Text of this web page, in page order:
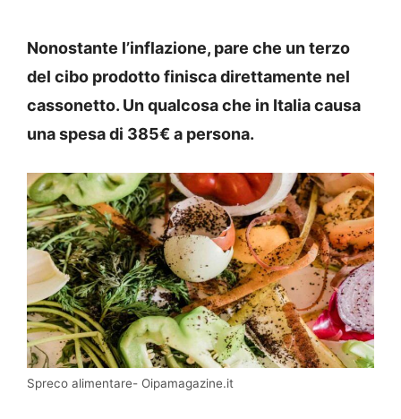
Nonostante l’inflazione, pare che un terzo
del cibo prodotto finisca direttamente nel
cassonetto. Un qualcosa che in Italia causa
una spesa di 385€ a persona.
Spreco alimentare- Oipamagazine.it